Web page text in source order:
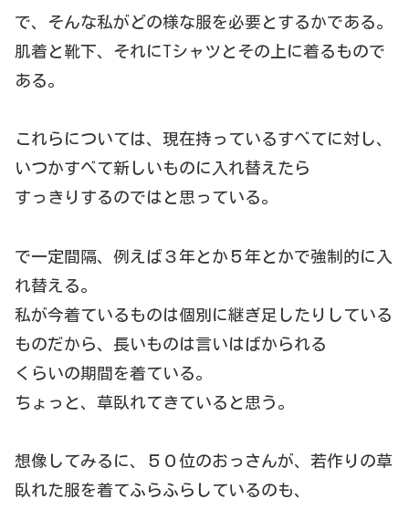
で、そんな私がどの様な服を必要とするかである。
肌着と靴下、それにTシャツとその上に着るもので
ある。
これらについては、現在持っているすべてに対し、
いつかすべて新しいものに入れ替えたら
すっきりするのではと思っている。
で一定間隔、例えば３年とか５年とかで強制的に入
れ替える。
私が今着ているものは個別に継ぎ足したりしている
ものだから、長いものは言いはばかられる
くらいの期間を着ている。
ちょっと、草臥れてきていると思う。
想像してみるに、５０位のおっさんが、若作りの草
臥れた服を着てふらふらしているのも、